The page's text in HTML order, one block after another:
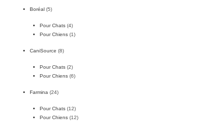
Boréal (5)
Pour Chats (4)
Pour Chiens (1)
CaniSource (8)
Pour Chats (2)
Pour Chiens (6)
Farmina (24)
Pour Chats (12)
Pour Chiens (12)